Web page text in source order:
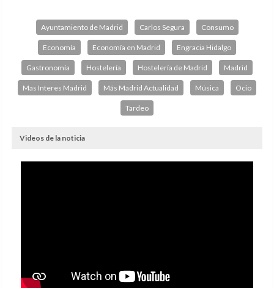
Ayuntamiento de Madrid Carlos Segura Consumo
Economía Economía en Madrid Engracia Hidalgo
Gastronomía Hostelería Hostelería de Madrid Madrid
Mas Interes Madrid Más Madrid Actualidad Música Ocio
Tardeo
Videos de la noticia